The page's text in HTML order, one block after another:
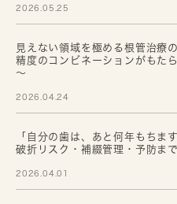
2026.05.25
見えない領域を極める根管治療
精度のコンビネーションがもた
～
2026.04.24
「自分の歯は、あと何年もちま
破折リスク・補綴管理・予防ま
2026.04.01